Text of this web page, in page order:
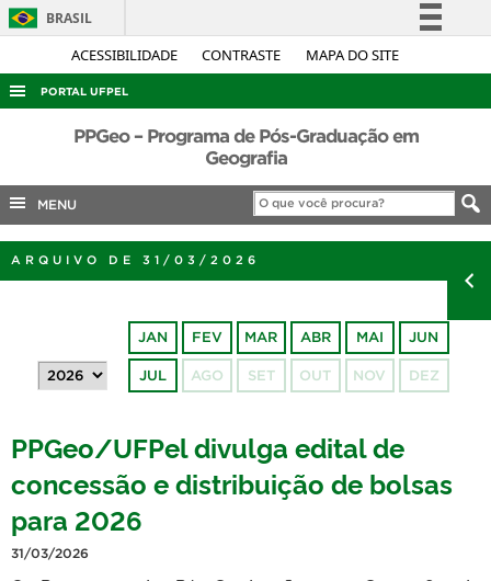
ACESSIBILIDADE CONTRASTE MAPA DO SITE
BRASIL
Simplifique!
Acesso à informação
Legislação
Canais
PORTAL UFPEL
ACESSO À INFORMAÇÃO
COBALTO
CONCURSOS
PORTARIAS
PPGeo – Programa de Pós-Graduação em
Geografia
MENU
ARQUIVO DE 31/03/2026
JAN FEV MAR ABR MAI JUN
JUL AGO SET OUT NOV DEZ
PPGeo/UFPel divulga edital de
concessão e distribuição de bolsas
para 2026
31/03/2026